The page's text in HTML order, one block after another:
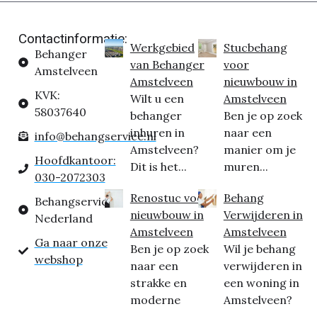
Contactinformatie:
Behanger
Amstelveen
KVK:
58037640
info@behangservice.nl
Hoofdkantoor:
030-2072303
Behangservice
Nederland
Ga naar onze
webshop
Werkgebied
van Behanger
Amstelveen
Wilt u een
behanger
inhuren in
Amstelveen?
Dit is het...
Renostuc voor
nieuwbouw in
Amstelveen
Ben je op zoek
naar een
strakke en
moderne
Stucbehang
voor
nieuwbouw in
Amstelveen
Ben je op zoek
naar een
manier om je
muren...
Behang
Verwijderen in
Amstelveen
Wil je behang
verwijderen in
een woning in
Amstelveen?